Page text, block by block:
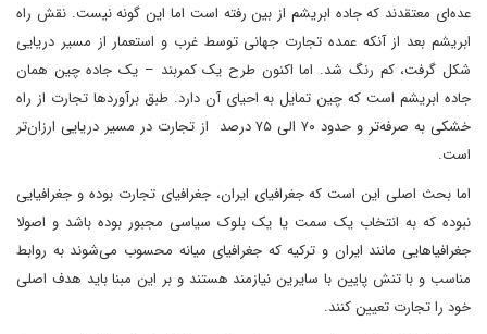
عده‌ای معتقدند که جاده ابریشم از بین رفته است اما این گونه نیست. نقش راه
ابریشم بعد از آنکه عمده تجارت‌ جهانی توسط غرب و استعمار از مسیر دریایی
شکل گرفت، کم رنگ شد. اما اکنون طرح یک کمربند – یک جاده چین همان
جاده ابریشم است که چین تمایل به احیای آن دارد. طبق برآوردها تجارت از راه
خشکی به صرفه‌تر و حدود ۷۰ الی ۷۵ درصد از تجارت در مسیر دریایی ارزان‌تر
است.
اما بحث اصلی این است که جغرافیای ایران، جغرافیای تجارت بوده و جغرافیایی
نبوده که به انتخاب یک سمت یا یک بلوک سیاسی مجبور بوده باشد و اصولا
جغرافیاهایی مانند ایران و ترکیه که جغرافیای میانه محسوب می‌شوند به روابط
مناسب و با تنش پایین با سایرین نیازمند هستند و بر این مبنا باید هدف اصلی
خود را تجارت تعیین کنند.